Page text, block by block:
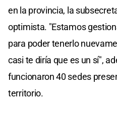
en la provincia, la
optimista. "Estamos
para poder tenerlo
casi te diría que es un sí",
funcionaron 40 sedes
territorio.